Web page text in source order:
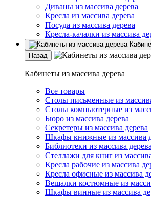
Диваны из массива дерева
Кресла из массива дерева
Посуда из массива дерева
Кресла-качалки из массива
Назад
Кабинеты из массива дерева
Все товары
Столы письменные из
Столы компьютерные из
Бюро из массива дерева
Секретеры из массива дерева
Шкафы книжные из массива
Библиотеки из массива дерева
Стеллажи для книг из
Кресла рабочие из массива
Кресла офисные из массива
Вешалки костюмные из
Шкафы винные из массива